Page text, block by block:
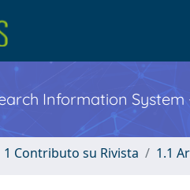
Information
1 Contributo su Rivista 1.1